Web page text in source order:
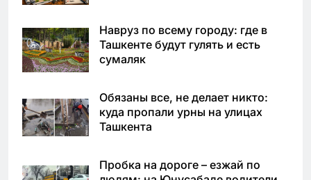
Навруз по всему городу: где в
Ташкенте будут гулять и есть
сумаляк
Обязаны все, не делает никто:
куда пропали урны на улицах
Ташкента
Пробка на дороге – езжай по